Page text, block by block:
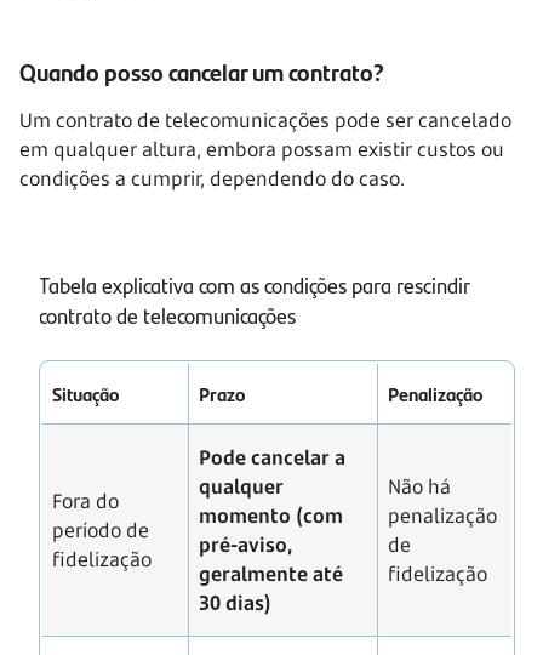
Quando posso cancelar um contrato?
Um contrato de telecomunicações pode ser cancelado
em qualquer altura, embora possam existir custos ou
condições a cumprir, dependendo do caso.
Tabela explicativa com as condições para rescindir
contrato de telecomunicações
Situação Prazo Penalização
Fora do
período de
fidelização
Pode cancelar a
qualquer
momento (com
pré-aviso,
geralmente até
30 dias)
Não há
penalização
de
fidelização